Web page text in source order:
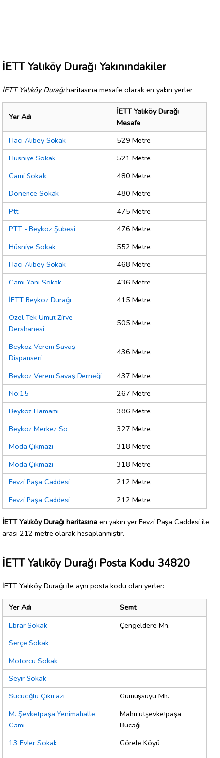
İETT Yalıköy Durağı Yakınındakiler
İETT Yalıköy Durağıharitasına mesafe olarak en yakın yerler:
Yer Adı
İETT Yalıköy Durağı
Mesafe
Hacı Alibey Sokak
529 Metre
Hüsniye Sokak
521 Metre
Cami Sokak
480 Metre
Dönence Sokak
480 Metre
Ptt
475 Metre
PTT - Beykoz Şubesi
476 Metre
Hüsniye Sokak
552 Metre
Hacı Alibey Sokak
468 Metre
Cami Yanı Sokak
436 Metre
İETT Beykoz Durağı
415 Metre
Özel Tek Umut Zirve
Dershanesi
505 Metre
Beykoz Verem Savaş
Dispanseri
436 Metre
Beykoz Verem Savaş Derneği
437 Metre
No:15
267 Metre
Beykoz Hamamı
386 Metre
Beykoz Merkez So
327 Metre
Moda Çıkmazı
318 Metre
Moda Çıkmazı
318 Metre
Fevzi Paşa Caddesi
212 Metre
Fevzi Paşa Caddesi
212 Metre
İETT Yalıköy Durağı haritasına en yakın yer Fevzi Paşa Caddesi ile
arası 212 metre olarak hesaplanmıştır.
İETT Yalıköy Durağı Posta Kodu 34820
İETT Yalıköy Durağı ile aynı posta kodu olan yerler:
Yer Adı
Semt
Ebrar Sokak
Çengeldere Mh.
Serçe Sokak
Motorcu Sokak
Seyir Sokak
Sucuoğlu Çıkmazı
Gümüşsuyu Mh.
M. Şevketpaşa Yenimahalle
Cami
Mahmutşevketpaşa
Bucağı
13 Evler Sokak
Görele Köyü